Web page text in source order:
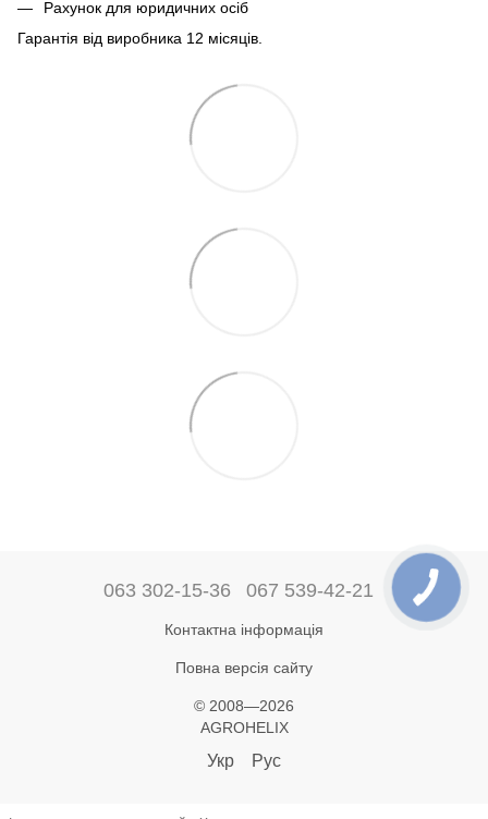
Рахунок для юридичних осіб
Гарантія від виробника 12 місяців.
063 302-15-36 067 539-42-21
Контактна інформація
Повна версія сайту
© 2008—2026
AGROHELIX
Укр Рус